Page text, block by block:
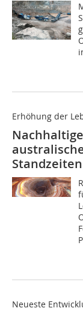
Erhöhung der
Standzeiten
Neueste